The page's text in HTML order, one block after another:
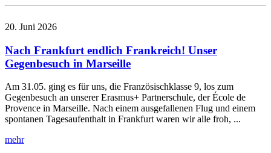
20. Juni 2026
Nach Frankfurt endlich Frankreich! Unser
Gegenbesuch in Marseille
Am 31.05. ging es für uns, die Französischklasse 9, los zum
Gegenbesuch an unserer Erasmus+ Partnerschule, der École de
Provence in Marseille. Nach einem ausgefallenen Flug und einem
spontanen Tagesaufenthalt in Frankfurt waren wir alle froh, ...
mehr